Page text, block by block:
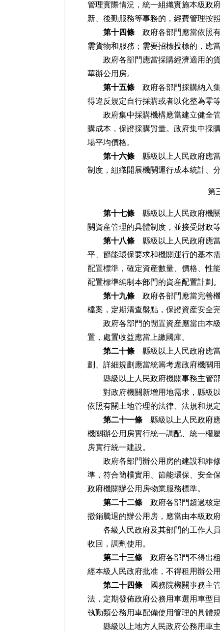
管理實際情況，統一組織實施本級政
新、後勤服務等事務的，經費管理按
第十四條政府各部門應當依照有
需貨物和服務；需要招標投標的，應
政府各部門應當採購經濟適用的貨
華辦公用房。
第十五條政府各部門採購納入集
得違反規定自行採購或者以化整為零
政府集中採購機構應當建立健全管
購成本，保證採購質量。政府集中採
場平均價格。
第十六條縣級以上人民政府應當
制度，組織開展機關運行成本統計、
第
第十七條縣級以上人民政府機關
關資産管理的具體制度，並接受財政
第十八條縣級以上人民政府應當
平、節能環保要求和機關運行的基本
配置標準，確定資産數量、價格、性
配置標準編制本部門的資産配置計劃
第十九條政府各部門應當完善機
檔案，定期清查盤點，保證資産安全
政府各部門的閒置資産應當由本級
置，處置收益應當上繳國庫。
第二十條縣級以上人民政府應當
劃、詳細規劃應當統籌考慮政府機關
縣級以上人民政府機關事務主管部
對政府機關新增用地需求，縣級以
依照有關土地管理的法律、法規和規
第二十一條縣級以上人民政府應
機關辦公用房實行統一調配、統一權
房實行統一建設。
政府各部門辦公用房的建設和維修
準，符合簡樸實用、節能環保、安全
政府機關辦公用房物業服務標準。
第二十二條政府各部門超過核定
撤銷騰退的辦公用房，應當由本級政
各級人民政府及其部門的工作人員
收回，調劑使用。
第二十三條政府各部門不得出租
經本級人民政府批准，不得租用辦公
第二十四條國務院機關事務主管
法，定期發佈政府公務用車選用車型
執勤類公務用車配備使用管理的具體
縣級以上地方人民政府公務用車主